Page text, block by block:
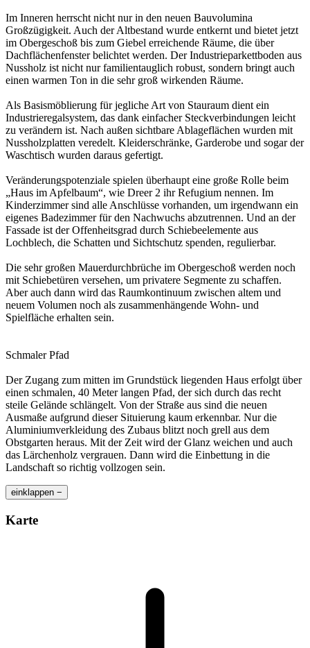
Im Inneren herrscht nicht nur in den neuen Bauvolumina
Großzügigkeit. Auch der Altbestand wurde entkernt und bietet jetzt
im Obergeschoß bis zum Giebel erreichende Räume, die über
Dachflächenfenster belichtet werden. Der Industrieparkettboden aus
Nussholz ist nicht nur familientauglich robust, sondern bringt auch
einen warmen Ton in die sehr groß wirkenden Räume.
Als Basismöblierung für jegliche Art von Stauraum dient ein
Industrieregalsystem, das dank einfacher Steckverbindungen leicht
zu verändern ist. Nach außen sichtbare Ablageflächen wurden mit
Nussholzplatten veredelt. Kleiderschränke, Garderobe und sogar der
Waschtisch wurden daraus gefertigt.
Veränderungspotenziale spielen überhaupt eine große Rolle beim
„Haus im Apfelbaum“, wie Dreer 2 ihr Refugium nennen. Im
Kinderzimmer sind alle Anschlüsse vorhanden, um irgendwann ein
eigenes Badezimmer für den Nachwuchs abzutrennen. Und an der
Fassade ist der Offenheitsgrad durch Schiebeelemente aus
Lochblech, die Schatten und Sichtschutz spenden, regulierbar.
Die sehr großen Mauerdurchbrüche im Obergeschoß werden noch
mit Schiebetüren versehen, um privatere Segmente zu schaffen.
Aber auch dann wird das Raumkontinuum zwischen altem und
neuem Volumen noch als zusammenhängende Wohn- und
Spielfläche erhalten sein.
Schmaler Pfad
Der Zugang zum mitten im Grundstück liegenden Haus erfolgt über
einen schmalen, 40 Meter langen Pfad, der sich durch das recht
steile Gelände schlängelt. Von der Straße aus sind die neuen
Ausmaße aufgrund dieser Situierung kaum erkennbar. Nur die
Aluminiumverkleidung des Zubaus blitzt noch grell aus dem
Obstgarten heraus. Mit der Zeit wird der Glanz weichen und auch
das Lärchenholz vergrauen. Dann wird die Einbettung in die
Landschaft so richtig vollzogen sein.
einklappen −
Karte